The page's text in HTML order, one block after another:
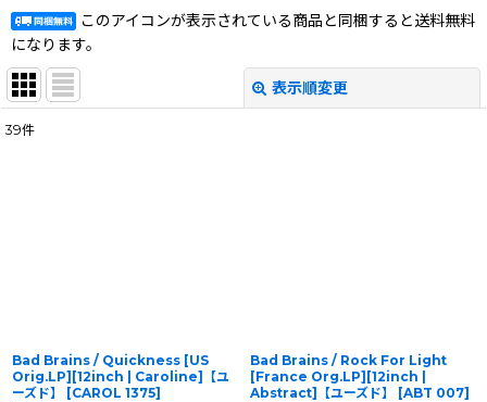
このアイコンが表示されている商品と同梱すると送料無料
になります。
表示順変更
39件
Bad Brains / Quickness [US
Orig.LP][12inch | Caroline]【ユ
ーズド】
[CAROL 1375]
Bad Brains / Rock For Light
[France Org.LP][12inch |
Abstract]【ユーズド】
[ABT 007]